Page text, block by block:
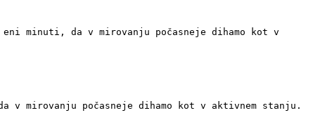
minuti, da v mirovanju počasneje dihamo kot v
mirovanju počasneje dihamo kot v aktivnem stanju.